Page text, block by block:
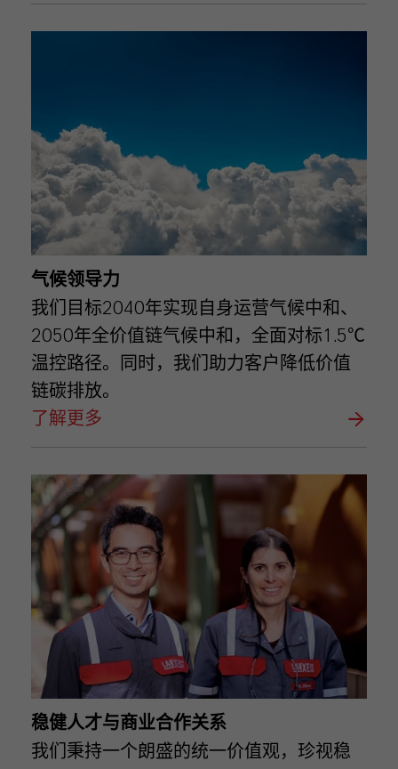
气候领导力
我们目标2040年实现自身运营气候中和、
2050年全价值链气候中和，全面对标1.5℃
温控路径。同时，我们助力客户降低价值
链碳排放。
了解更多
稳健人才与商业合作关系
我们秉持一个朗盛的统一价值观，珍视稳